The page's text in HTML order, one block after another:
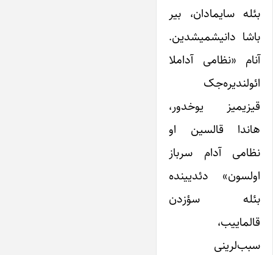
بئله سایمادان، بیر
باشا دانیشمیشدین.
آنام «نظامی آداملا
ائولندیره‌جک
قیزیمیز یوخدور،
هاندا قالسین او
نظامی آدام سرباز
اولسون» دئدیینده
بئله سؤزدن
قالماییب،
سبب‌لرینی